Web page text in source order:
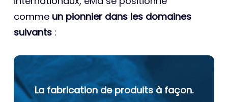
comme un pionnier dans les domaines
suivants :
La fabrication de produits à façon.